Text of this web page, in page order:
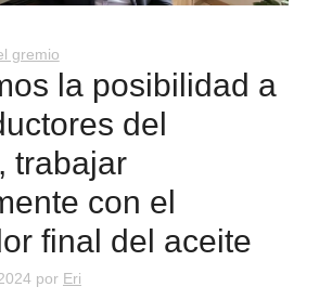
gremio
la posibilidad a
del
trabajar
con el
final del aceite
por Eri